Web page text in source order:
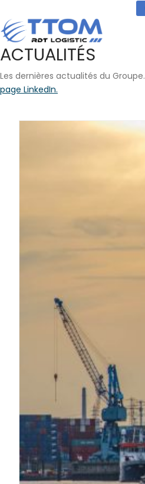
ACTUALITÉS
Les dernières actualités du Groupe.
page LinkedIn.